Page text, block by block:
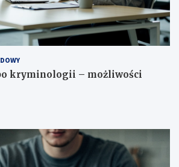
kryminologii – możliwości